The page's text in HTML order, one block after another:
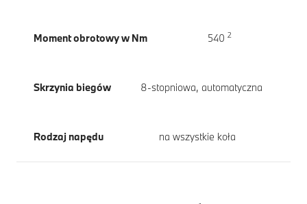
Moment obrotowy w Nm 540 2
Skrzynia biegów 8-stopniowa, automatyczna
Rodzaj napędu na wszystkie koła